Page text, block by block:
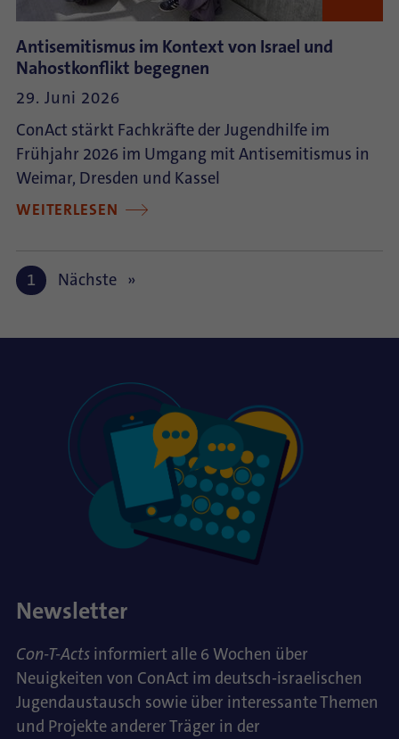
Antisemitismus im Kontext von Israel und
Nahostkonflikt begegnen
29. Juni 2026
ConAct stärkt Fachkräfte der Jugendhilfe im
Frühjahr 2026 im Umgang mit Antisemitismus in
Weimar, Dresden und Kassel
WEITERLESEN
1 Nächste
Newsletter
Con-T-Acts informiert alle 6 Wochen über
Neuigkeiten von ConAct im deutsch-israelischen
Jugendaustausch sowie über interessante Themen
und Projekte anderer Träger in der